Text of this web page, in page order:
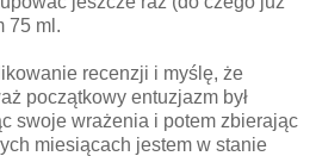
75 ml.
recenzji i myślę, że
początkowy entuzjazm był
swoje wrażenia i potem zbierając
miesiącach jestem w stanie